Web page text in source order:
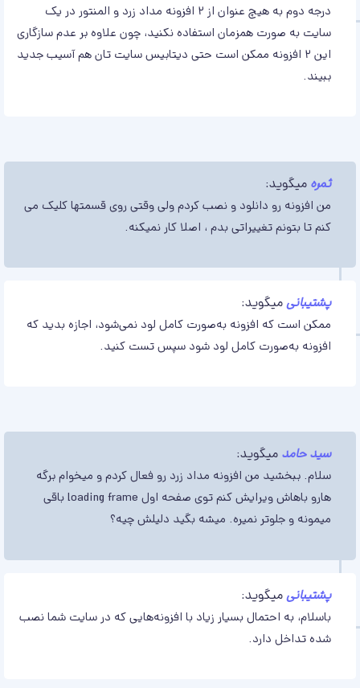
درجه دوم به هیچ عنوان از ۲ افزونه مداد زرد و المنتور در یک
سایت به صورت همزمان استفاده نکنید، چون علاوه بر عدم سازگاری
این ۲ افزونه ممکن است حتی دیتابیس سایت ‌تان هم آسیب جدید
ببیند.
ثمره میگوید:
من افزونه رو دانلود و نصب کردم ولی وقتی روی قسمتها کلیک می
کنم تا بتونم تغییراتی بدم ، اصلا کار نمیکنه.
پشتیبانیمیگوید:
ممکن است که افزونه به‌صورت کامل لود نمی‌شود، اجازه بدید که
افزونه به‌صورت کامل لود شود سپس تست کنید.
سید حامد میگوید:
سلام. ببخشید من افزونه مداد زرد رو فعال کردم و میخوام برگه
هارو باهاش ویرایش کنم توی صفحه اول loading frame باقی
میمونه و جلوتر نمیره. میشه بگید دلیلش چیه؟
پشتیبانیمیگوید:
باسلام، به احتمال بسیار زیاد با افزونه‌هایی که در سایت شما نصب
شده تداخل دارد.